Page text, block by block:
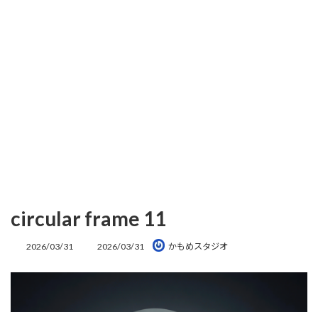
circular frame 11
2026/03/31
最
2026/03/31 かもめスタジオ